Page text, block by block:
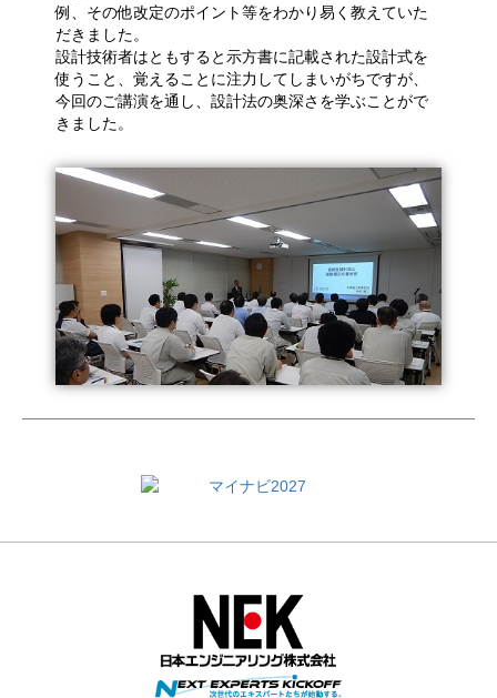
例、その他改定のポイント等をわかり易く教えていた
だきました。
設計技術者はともすると示方書に記載された設計式を
使うこと、覚えることに注力してしまいがちですが、
今回のご講演を通し、設計法の奥深さを学ぶことがで
きました。